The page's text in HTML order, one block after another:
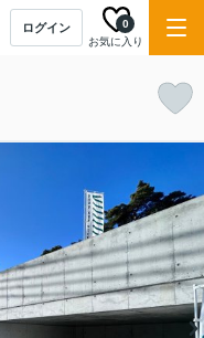
ログイン
お気に入り
0